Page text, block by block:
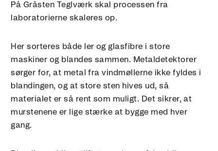
På Gråsten Teglværk skal processen fra
laboratorierne skaleres op.
Her sorteres både ler og glasfibre i store
maskiner og blandes sammen. Metaldetektorer
sørger for, at metal fra vindmøllerne ikke fyldes i
blandingen, og at store sten hives ud, så
materialet er så rent som muligt. Det sikrer, at
murstenene er lige stærke at bygge med hver
gang.